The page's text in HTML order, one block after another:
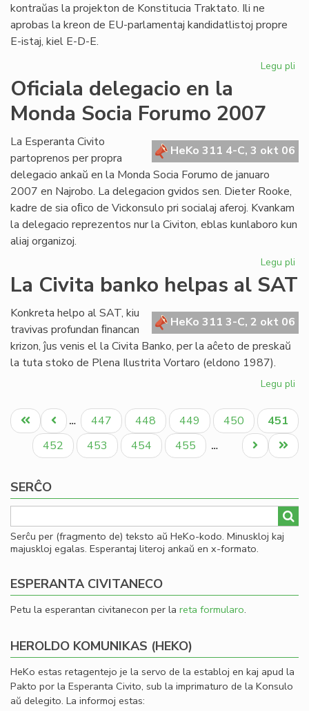
kontraŭas la projekton de Konstitucia Traktato. Ili ne
aprobas la kreon de EU-parlamentaj kandidatlistoj propre
E-istaj, kiel E-D-E.
Legu pli
la
Oficiala delegacio en la
Monda Socia Forumo 2007
HeKo 311 4-C, 3 okt 06
La Esperanta Civito
partoprenos per propra
delegacio ankaŭ en la Monda Socia Forumo de januaro
2007 en Najrobo. La delegacion gvidos sen. Dieter Rooke,
kadre de sia oﬁco de Vickonsulo pri socialaj aferoj. Kvankam
la delegacio reprezentos nur la Civiton, eblas kunlaboro kun
aliaj organizoj.
Legu pli
La Civita banko helpas al SAT
HeKo 311 3-C, 2 okt 06
Konkreta helpo al SAT, kiu
travivas profundan ﬁnancan
krizon, ĵus venis el la Civita Banko, per la aĉeto de preskaŭ
la tuta stoko de Plena Ilustrita Vortaro (eldono 1987).
Legu pli
al
Pagination
Unua
paĝo
Antaŭa
paĝo
… Paĝo
447 Paĝo
448 Paĝo
449 Paĝo
450
Aktuala
paĝo
451
Paĝo
452 Paĝo
453 Paĝo
454 Paĝo
455 …
Last
page
Next
page
SERĈO
Serĉu per (fragmento de) teksto aŭ HeKo-kodo. Minuskloj kaj
majuskloj egalas. Esperantaj literoj ankaŭ en x-formato.
ESPERANTA CIVITANECO
Petu la esperantan civitanecon per la reta formularo.
HEROLDO KOMUNIKAS (HEKO)
HeKo estas retagentejo je la servo de la establoj en kaj apud la
Pakto por la Esperanta Civito, sub la imprimaturo de la Konsulo
aŭ delegito. La informoj estas: